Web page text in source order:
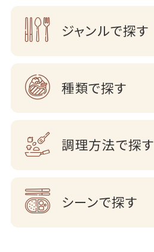
ジャンルで探す
種類で探す
調理方法で探す
シーンで探す